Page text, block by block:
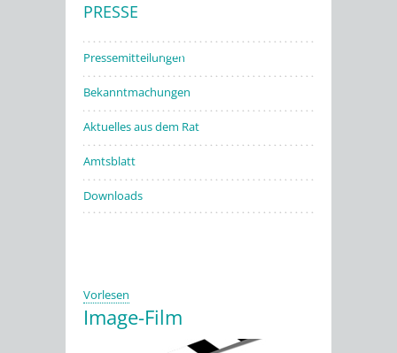
Stadtwerke
PRESSE
Pressemitteilungen
Bekanntmachungen
Aktuelles aus dem Rat
Amtsblatt
Downloads
Vorlesen
Image-Film